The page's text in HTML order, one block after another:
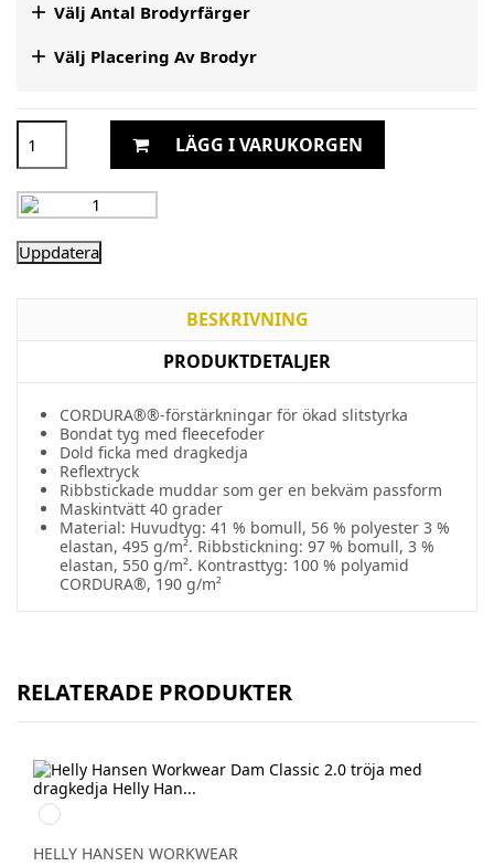
 Välj Antal Brodyrfärger
 Välj Placering Av Brodyr
LÄGG I VARUKORGEN
BESKRIVNING
PRODUKTDETALJER
CORDURA®®-förstärkningar för ökad slitstyrka
Bondat tyg med fleecefoder
Dold ficka med dragkedja
Reflextryck
Ribbstickade muddar som ger en bekväm passform
Maskintvätt 40 grader
Material: Huvudtyg: 41 % bomull, 56 % polyester 3 %
elastan, 495 g/m². Ribbstickning: 97 % bomull, 3 %
elastan, 550 g/m². Kontrasttyg: 100 % polyamid
CORDURA®, 190 g/m²
RELATERADE PRODUKTER
990
BLACK
HELLY HANSEN WORKWEAR